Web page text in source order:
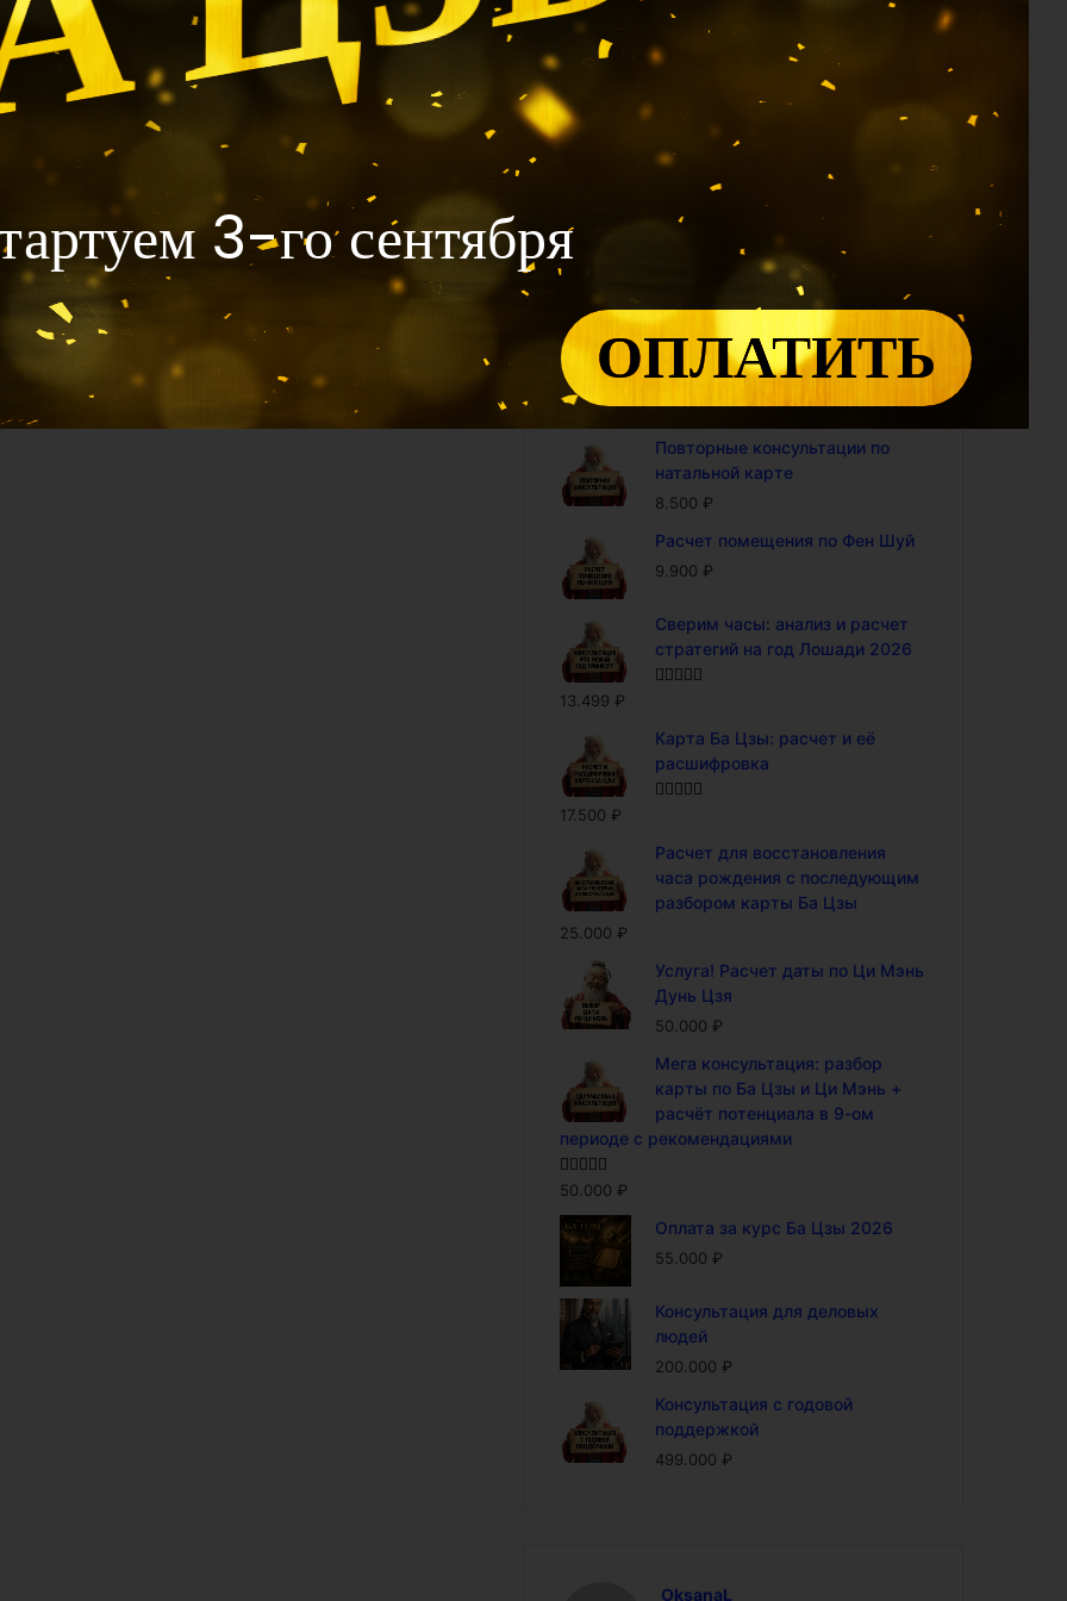
1.990
Калькулятор 12 Дворцов: проф
модуль (доступ на год)
Калькулятор Ци Мэнь: проф
модуль (доступ на год)
Калькулятор "Совместимость
по Ба Цзы" (доступ на год)
Калькулятор БаЦзы:
включенность карты в 9-ый
период (доступ на год)
5.000₽
Повторные консультации по
натальной карте
8.500 ₽
Расчет помещения по Фен Шуй
9.900 ₽
Сверим часы: анализ и расчет
стратегий на год Лошади 2026
13.499 ₽
Карта Ба Цзы: расчет и её
расшифровка
17.500 ₽
Расчет для восстановления
часа рождения с последующим
разбором карты Ба Цзы
25.000 ₽
Услуга! Расчет даты по Ци Мэнь
Дунь Цзя
50.000 ₽
Мега консультация: разбор
карты по Ба Цзы и Ци Мэнь +
расчёт потенциала в 9-ом
периоде с рекомендациями
Оценка 5.00
50.000 ₽
Оплата за курс Ба Цзы 2026
55.000 ₽
Консультация для деловых
людей
200.000 ₽
Консультация с годовой
поддержкой
499.000 ₽
OksanaL
ОПЛАТИТЬ
3-го сентября